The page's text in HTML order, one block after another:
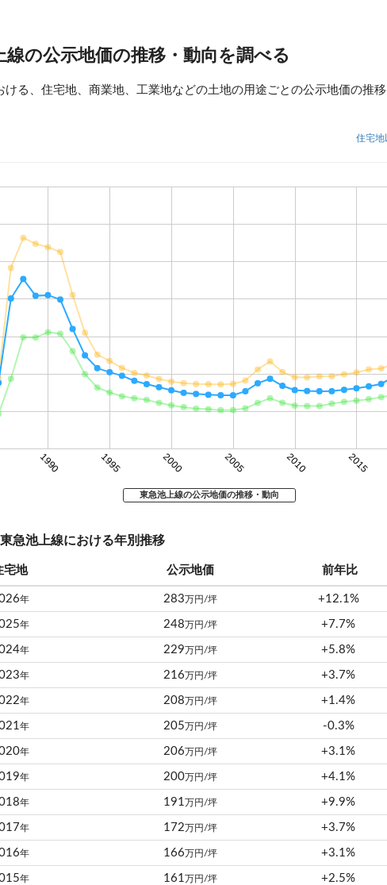
線の公示地価の推移・動向を調べる
ける、住宅地、商業地、工業地などの土地の用途ごとの公示地価の推
住宅地
1990 1995 2000 2005 2010 2015
東急池上線の公示地価の推移・動向
急池上線における年別推移
宅地 公示地価 前年比
年 283万円/坪 +12.1%
年 248万円/坪 +7.7%
年 229万円/坪 +5.8%
年 216万円/坪 +3.7%
年 208万円/坪 +1.4%
年 205万円/坪 -0.3%
年 206万円/坪 +3.1%
年 200万円/坪 +4.1%
年 191万円/坪 +9.9%
年 172万円/坪 +3.7%
年 166万円/坪 +3.1%
年 161万円/坪 +2.5%